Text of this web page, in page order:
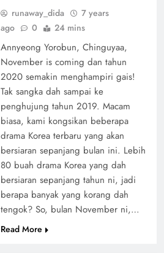
runaway_dida
7 years
ago
0 24 mins
Annyeong Yorobun, Chinguyaa,
November is coming dan tahun
2020 semakin menghampiri gais!
Tak sangka dah sampai ke
penghujung tahun 2019. Macam
biasa, kami kongsikan beberapa
drama Korea terbaru yang akan
bersiaran sepanjang bulan ini. Lebih
80 buah drama Korea yang dah
bersiaran sepanjang tahun ni, jadi
berapa banyak yang korang dah
tengok? So, bulan November ni,…
Read More